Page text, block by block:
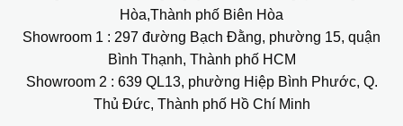
Hòa,Thành phố Biên Hòa
Showroom 1 : 297 đường Bạch Đằng, phường 15, quận
Bình Thạnh, Thành phố HCM
Showroom 2: 639 QL13, phường Hiệp Bình Phước, Q.
Thủ Đức, Thành phố Hồ Chí Minh